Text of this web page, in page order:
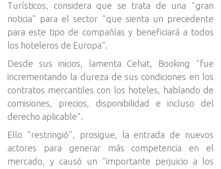
Turísticos, considera que se trata de una "gran
noticia" para el sector "que sienta un precedente
para este tipo de compañías y beneficiará a todos
los hoteleros de Europa".
Desde sus inicios, lamenta Cehat, Booking "fue
incrementando la dureza de sus condiciones en los
contratos mercantiles con los hoteles, hablando de
comisiones, precios, disponibilidad e incluso del
derecho aplicable".
Ello "restringió", prosigue, la entrada de nuevos
actores para generar más competencia en el
mercado, y causó un "importante perjuicio a los